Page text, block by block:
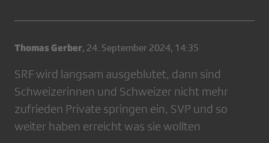
Thomas Gerber, 24. September 2024, 14:35
SRF wird langsam ausgeblutet, dann sind
Schweizerinnen und Schweizer nicht mehr
zufrieden Private springen ein, SVP und so
weiter haben erreicht was sie wollten